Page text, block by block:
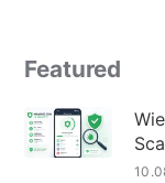
Featured